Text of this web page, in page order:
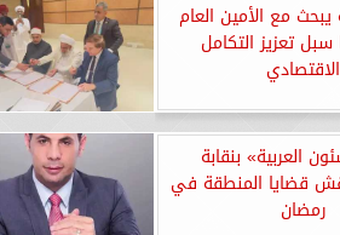
يبحث مع الأمين العام
تعزيز التكامل
الاقتصادي
العربية» بنقابة
قضايا المنطقة في
رمضان